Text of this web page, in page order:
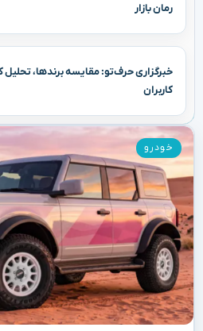
رمان بازار
خبرگزاری حرف‌تو: مقایسه برندها، تحلیل
کاربران
خودرو